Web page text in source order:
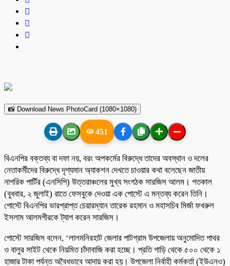
📸 Download News PhotoCard (1080×1080)
451
বিএনপির বক্তব্য বা দফা নয়, বরং অপকর্মের বিরুদ্ধে তাদের অবস্থান ও দলের
নেতাকর্মীদের বিরুদ্ধে দৃশ্যমান অ্যাকশন দেখতে চাওয়ার কথা বলেছেন জাতীয়
নাগরিক পার্টির (এনসিপি) উত্তরাঞ্চলের মুখ্য সংগঠক সারজিস আলম। গতকাল
(বুধবার, ২ জুলাই) রাতে ফেসবুকে দেওয়া এক পোস্টে এ মন্তব্য করেন তিনি।
পোস্টে বিএনপির ভারপ্রাপ্ত চেয়ারম্যান তারেক রহমান ও মহাসচিব মির্জা ফখরুল
ইসলাম আলমগীরকে ট্যাগ করেন সারজিস।
পোস্টে সারজিস বলেন, ‘লালমনিরহাট জেলার পাটগ্রাম উপজেলায় অনুমোদিত পাথর
ও বালুর সাইট থেকে নিয়মিত চাঁদাবাজি করা হচ্ছে। প্রতি গাড়ি থেকে ৫০০ থেকে ১
হাজার টাকা পর্যন্ত অবৈধভাবে আদায় করা হয়। উপজেলা নির্বাহী কর্মকর্তা (ইউএনও)